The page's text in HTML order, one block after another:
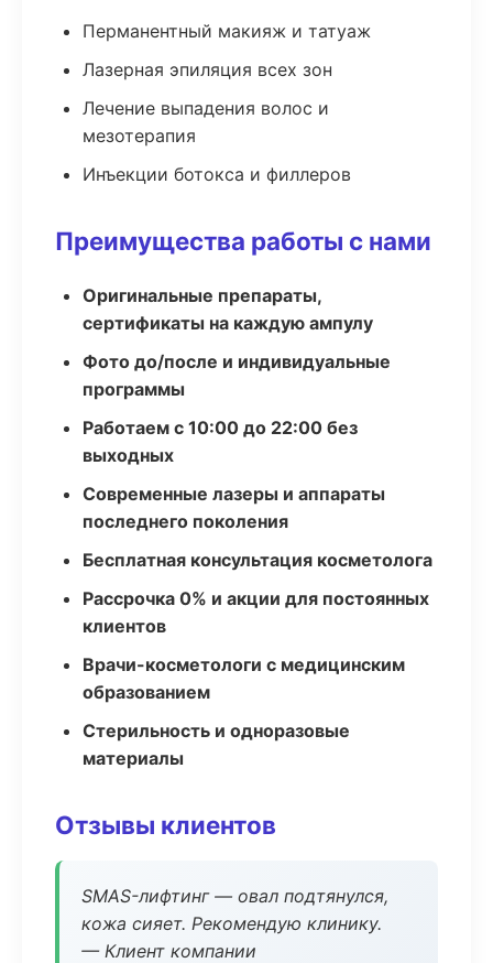
Перманентный макияж и татуаж
Лазерная эпиляция всех зон
Лечение выпадения волос и
мезотерапия
Инъекции ботокса и филлеров
Преимущества работы с нами
Оригинальные препараты,
сертификаты на каждую ампулу
Фото до/после и индивидуальные
программы
Работаем с 10:00 до 22:00 без
выходных
Современные лазеры и аппараты
последнего поколения
Бесплатная консультация косметолога
Рассрочка 0% и акции для постоянных
клиентов
Врачи-косметологи с медицинским
образованием
Стерильность и одноразовые
материалы
Отзывы клиентов
SMAS-лифтинг — овал подтянулся,
кожа сияет. Рекомендую клинику.
— Клиент компании